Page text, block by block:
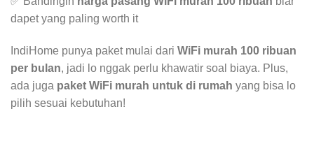
dapet yang paling worth it
IndiHome punya paket mulai dari WiFi murah 100 ribuan
per bulan, jadi lo nggak perlu khawatir soal biaya. Plus,
ada juga paket WiFi murah untuk di rumah yang bisa lo
pilih sesuai kebutuhan!